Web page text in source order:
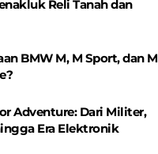
Reli Tanah dan
BMW M, M Sport, dan M
Adventure: Dari Militer,
Era Elektronik